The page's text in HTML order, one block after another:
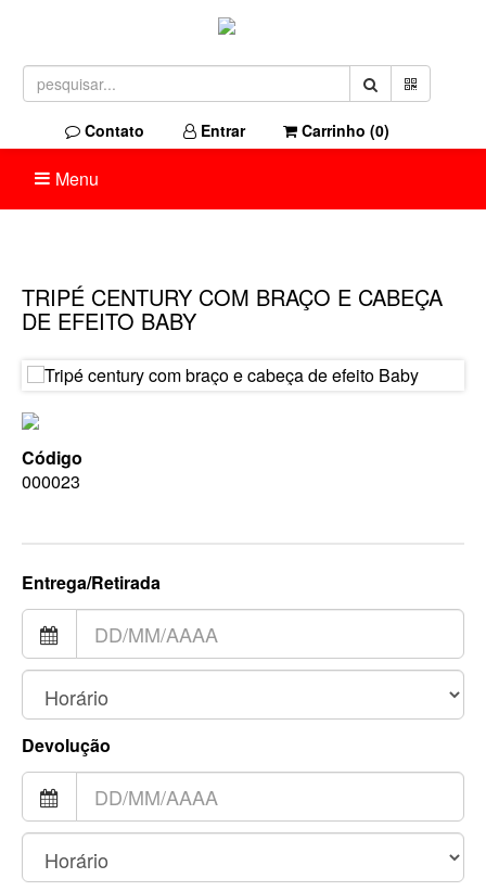
Contato Entrar Carrinho (0)
Menu
TRIPÉ CENTURY COM BRAÇO E CABEÇA
DE EFEITO BABY
Código
000023
Entrega/Retirada
Devolução